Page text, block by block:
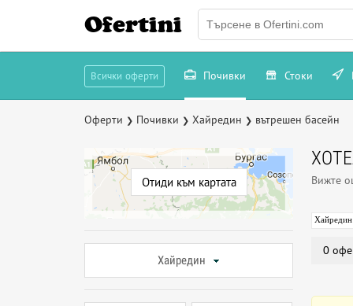
Ofertini
Всички оферти Почивки Стоки
Оферти ❯ Почивки ❯ Хайредин ❯ вътрешен басейн
Отиди към картата
Хайредин
Вижте
Хайредин
0